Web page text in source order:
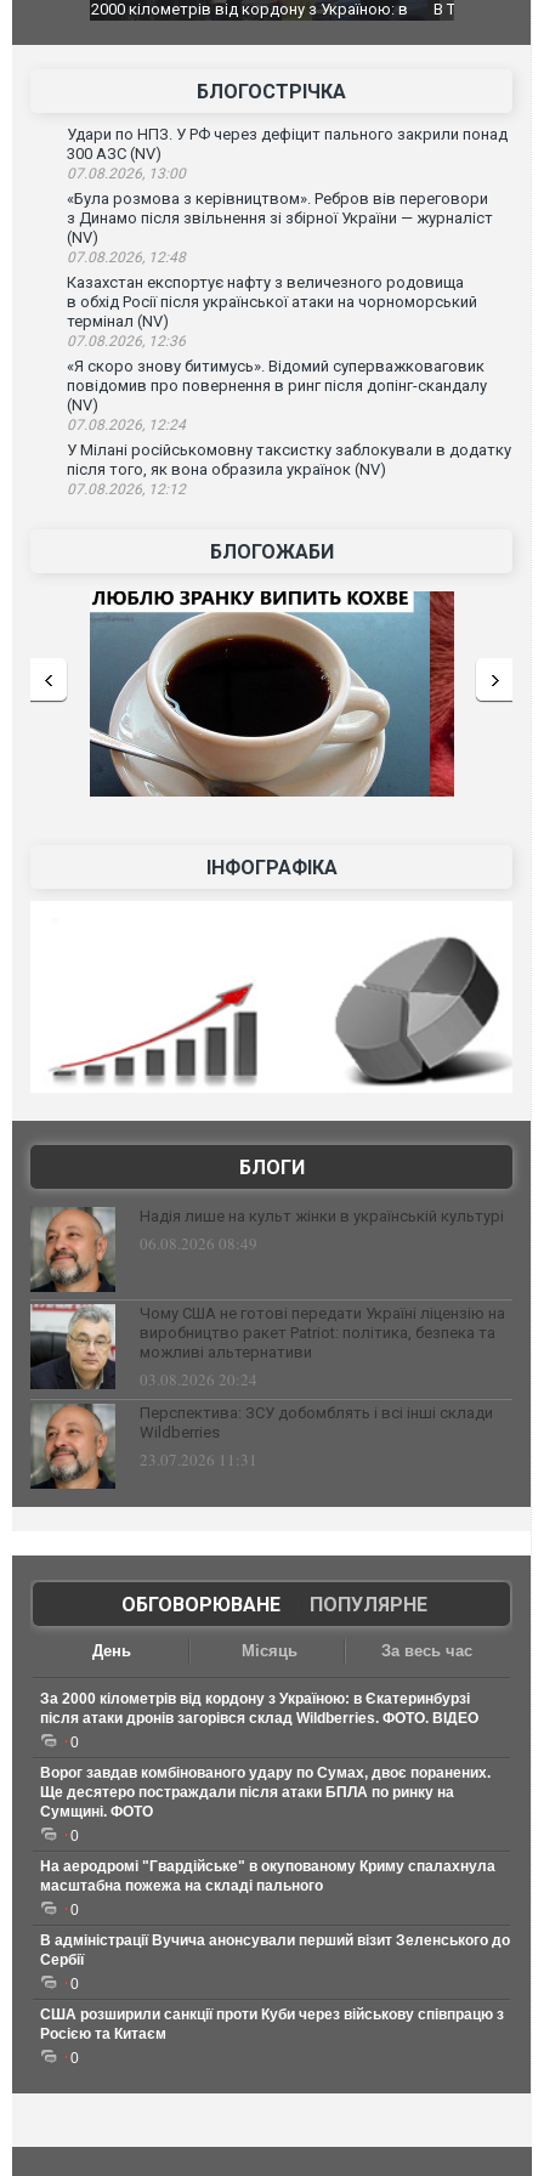
В Таїланді футболіст загинув від удару
постраждали. ВІДЕО
БЛОГОСТРІЧКА
Удари по НПЗ. У РФ через дефіцит пального закрили понад
300 АЗС (NV)
07.08.2026, 13:00
«Була розмова з керівництвом». Ребров вів переговори
з Динамо після звільнення зі збірної України — журналіст
(NV)
07.08.2026, 12:48
Казахстан експортує нафту з величезного родовища
в обхід Росії після української атаки на чорноморський
термінал (NV)
07.08.2026, 12:36
«Я скоро знову битимусь». Відомий суперважковаговик
повідомив про повернення в ринг після допінг-скандалу
(NV)
07.08.2026, 12:24
У Мілані російськомовну таксистку заблокували в додатку
після того, як вона образила українок (NV)
07.08.2026, 12:12
БЛОГОЖАБИ
ІНФОГРАФІКА
БЛОГИ
Надія лише на культ жінки в українській культурі
06.08.2026 08:49
Чому США не готові передати Україні ліцензію на
виробництво ракет Patriot: політика, безпека та
можливі альтернативи
03.08.2026 20:24
Перспектива: ЗСУ добомблять і всі інші склади
Wildberries
23.07.2026 11:31
ОБГОВОРЮВАНЕ| ПОПУЛЯРНЕ
День Місяць За весь час
За 2000 кілометрів від кордону з Україною: в Єкатеринбурзі
після атаки дронів загорівся склад Wildberries. ФОТО. ВІДЕО
0
Ворог завдав комбінованого удару по Сумах, двоє поранених.
Ще десятеро постраждали після атаки БПЛА по ринку на
Сумщині. ФОТО
0
На аеродромі "Гвардійське" в окупованому Криму спалахнула
масштабна пожежа на складі пального
0
В адміністрації Вучича анонсували перший візит Зеленського до
Сербії
0
США розширили санкції проти Куби через військову співпрацю з
Росією та Китаєм
0